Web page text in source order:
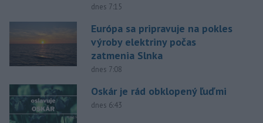
dnes 7:15
Európa sa pripravuje na pokles
výroby elektriny počas
zatmenia Slnka
dnes 7:08
Oskár je rád obklopený ľuďmi
dnes 6:43